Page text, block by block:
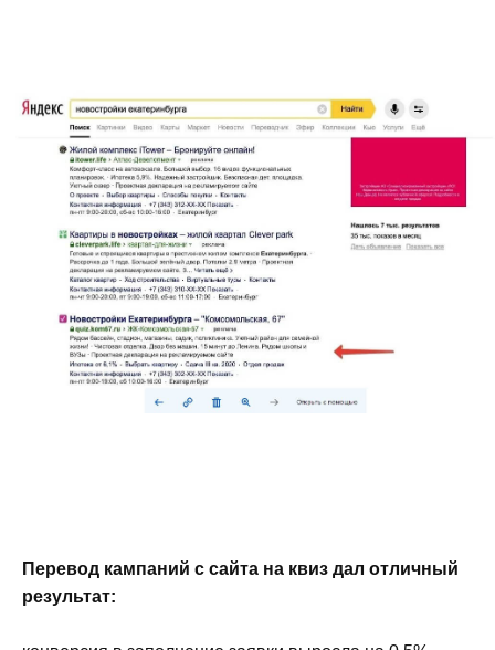
Перевод кампаний с сайта на квиз дал отличный
результат: